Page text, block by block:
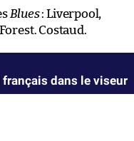
Blues: Liverpool,
Costaud.
dans le viseur